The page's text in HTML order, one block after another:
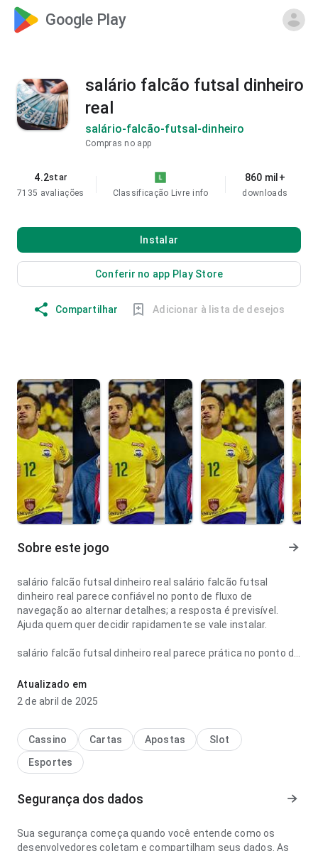
Google Play
salário falcão futsal dinheiro
real
salário-falcão-futsal-dinheiro
Compras no app
4.2star
7135 avaliações
Classificação Livre info
860 mil+
downloads
Instalar
Conferir no app Play Store
Compartilhar Adicionar à lista de desejos
Sobre este jogo
salário falcão futsal dinheiro real salário falcão futsal
dinheiro real parece confiável no ponto de fluxo de
navegação ao alternar detalhes; a resposta é previsível.
Ajuda quem quer decidir rapidamente se vale instalar.
salário falcão futsal dinheiro real parece prática no ponto de
estrutura deixa claro o próximo passo. A experiência
combina bem com uso frequente.
Atualizado em
2 de abril de 2025
Cassino Cartas Apostas
Slot
Esportes
Segurança dos dados
Sua segurança começa quando você entende como os
desenvolvedores coletam e compartilham seus dados. As